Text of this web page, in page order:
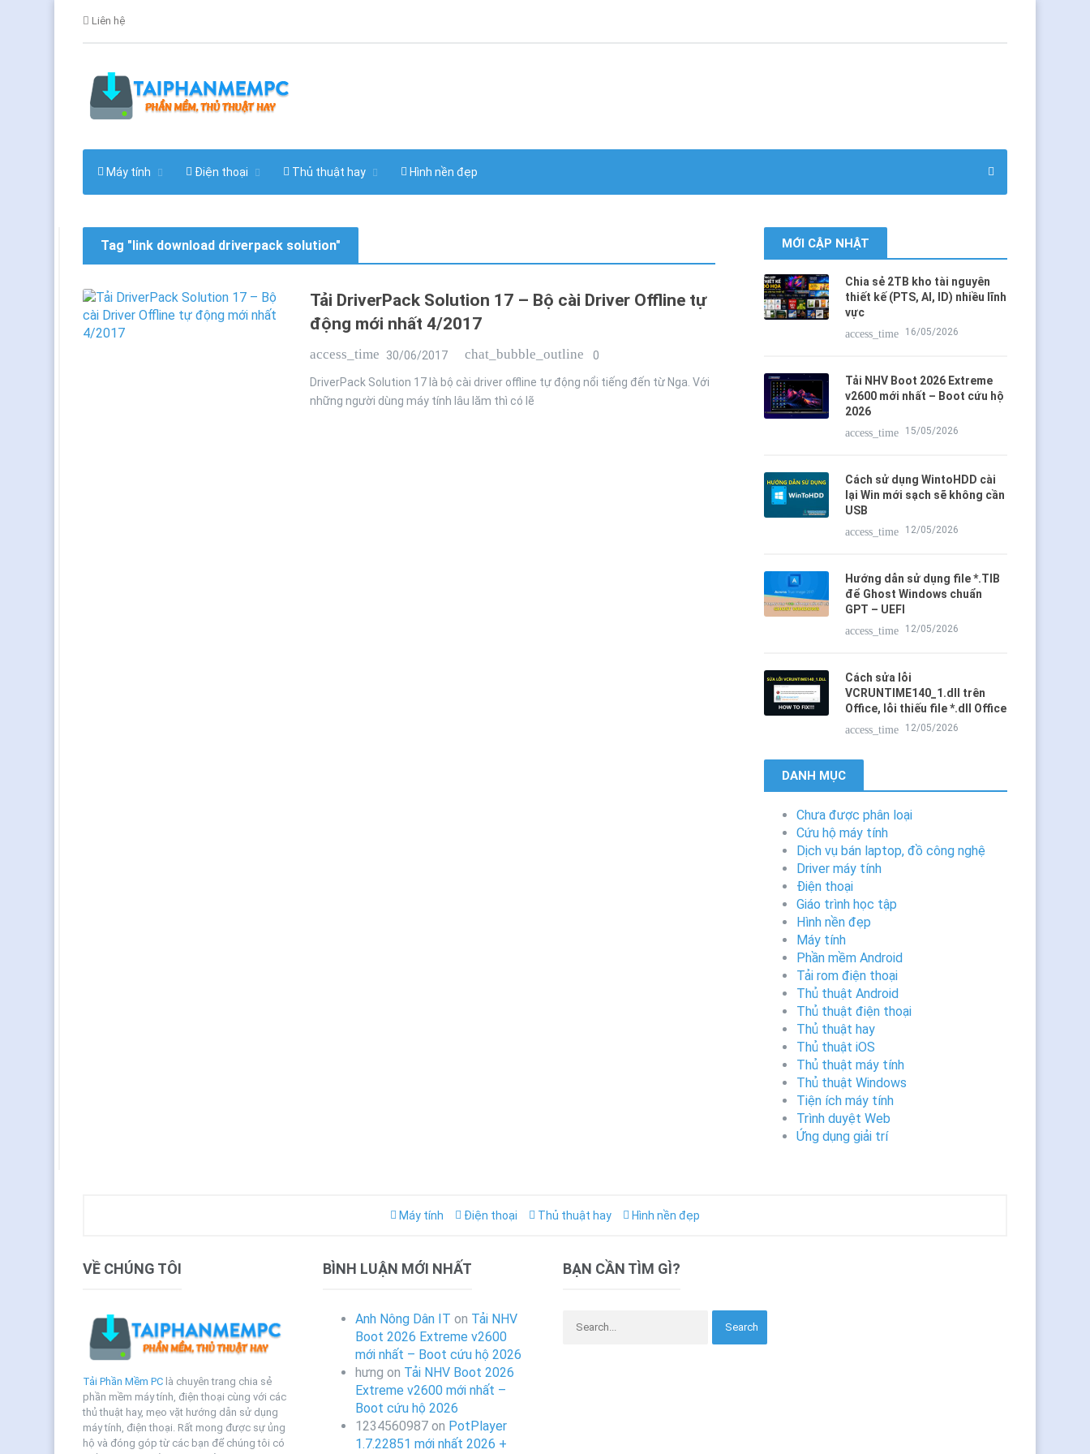
Liên hệ
Máy tính Điện thoại Thủ thuật hay Hình nền đẹp
Tag "link download driverpack solution"
Tải DriverPack Solution 17 – Bộ cài Driver Offline tự
động mới nhất 4/2017
access_time 30/06/2017 chat_bubble_outline 0
DriverPack Solution 17 là bộ cài driver offline tự động nổi tiếng đến từ Nga. Với
những người dùng máy tính lâu lăm thì có lẽ
MỚI CẬP NHẬT
Chia sẻ 2TB kho tài nguyên
thiết kế (PTS, AI, ID) nhiều lĩnh
vực
access_time
16/05/2026
Tải NHV Boot 2026 Extreme
v2600 mới nhất – Boot cứu hộ
2026
access_time
15/05/2026
Cách sử dụng WintoHDD cài
lại Win mới sạch sẽ không cần
USB
access_time
12/05/2026
Hướng dẫn sử dụng file *.TIB
để Ghost Windows chuẩn
GPT – UEFI
access_time
12/05/2026
Cách sửa lỗi
VCRUNTIME140_1.dll trên
Office, lỗi thiếu file *.dll Office
access_time
12/05/2026
DANH MỤC
Chưa được phân loại
Cứu hộ máy tính
Dịch vụ bán laptop, đồ công nghệ
Driver máy tính
Điện thoại
Giáo trình học tập
Hình nền đẹp
Máy tính
Phần mềm Android
Tải rom điện thoại
Thủ thuật Android
Thủ thuật điện thoại
Thủ thuật hay
Thủ thuật iOS
Thủ thuật máy tính
Thủ thuật Windows
Tiện ích máy tính
Trình duyệt Web
Ứng dụng giải trí
Máy tính Điện thoại Thủ thuật hay Hình nền đẹp
VỀ CHÚNG TÔI
Tải Phần Mềm PC là chuyên trang chia sẻ
phần mềm máy tính, điện thoại cùng với các
thủ thuật hay, mẹo vặt hướng dẫn sử dụng
máy tính, điện thoại. Rất mong được sự ủng
hộ và đóng góp từ các bạn để chúng tôi có
BÌNH LUẬN MỚI NHẤT
Anh Nông Dân IT on Tải NHV
Boot 2026 Extreme v2600
mới nhất – Boot cứu hộ 2026
hưng on Tải NHV Boot 2026
Extreme v2600 mới nhất –
Boot cứu hộ 2026
1234560987on PotPlayer
1.7.22851 mới nhất 2026 +
BẠN CẦN TÌM GÌ?